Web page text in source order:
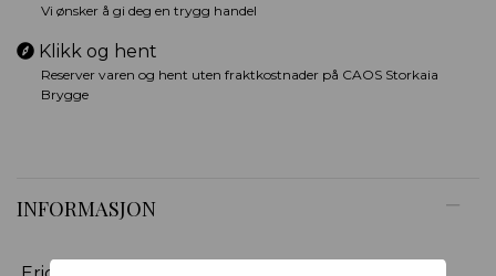
Vi ønsker å gi deg en trygg handel
Klikk og hent
Reserver varen og hent uten fraktkostnader på CAOS Storkaia
Brygge
INFORMASJON